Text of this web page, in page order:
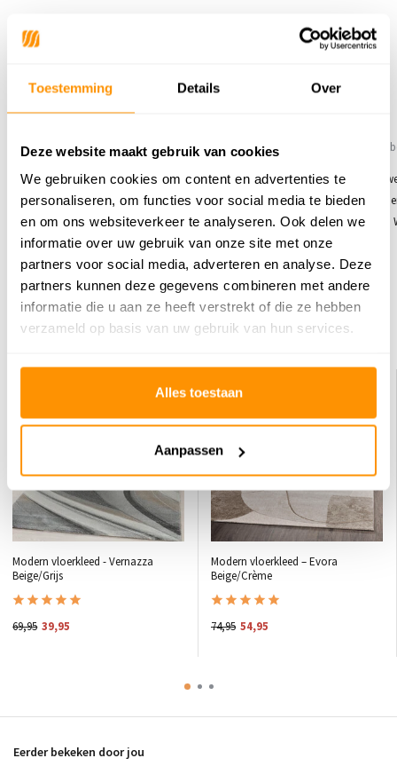
Toestemming Details Over
Deze website maakt gebruik van cookies
We gebruiken cookies om content en advertenties te
personaliseren, om functies voor social media te bieden
en om ons websiteverkeer te analyseren. Ook delen we
informatie over uw gebruik van onze site met onze
partners voor social media, adverteren en analyse. Deze
partners kunnen deze gegevens combineren met andere
informatie die u aan ze heeft verstrekt of die ze hebben
verzameld op basis van uw gebruik van hun services.
Alles toestaan
Aanpassen
Reviews
5/ Gemiddelde uit 2 beoordelingen
Gepost door:Danielleop 29 Januari 2025
Mooi kleed, niet heel dik maar voor deze
prijs kan dat ook niet. Zeker tevreden
erover.
Gepost door: op 19
Mooi kleed moesten alleen even
aan de strepen die glimmend zijn
was niet echt duidelijk op de foto.
heerlijk zacht en mooi afgewerkt.
Schrijf je eigen review
Dit vind je misschien ook leuk
Modern vloerkleed - Vernazza
Beige/Grijs
69,95 39,95
Modern vloerkleed – Evora
Beige/Crème
74,95 54,95
Eerder bekeken door jou